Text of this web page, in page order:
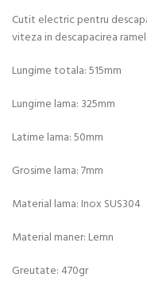
Cutit electric pentru
viteza in descapacirea
Lungime totala: 515mm
Lungime lama: 325mm
Latime lama: 50mm
Grosime lama: 7mm
Material lama: Inox SUS304
Material maner: Lemn
Greutate: 470gr